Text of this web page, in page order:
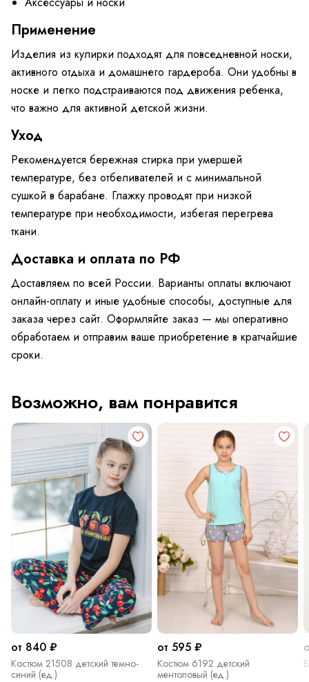
Применение
Изделия из кулирки подходят для повседневной носки,
активного отдыха и домашнего гардероба. Они удобны в
носке и легко подстраиваются под движения ребенка,
что важно для активной детской жизни.
Уход
Рекомендуется бережная стирка при умершей
температуре, без отбеливателей и с минимальной
сушкой в барабане. Глажку проводят при низкой
температуре при необходимости, избегая перегрева
ткани.
Доставка и оплата по РФ
Доставляем по всей России. Варианты оплаты включают
онлайн-оплату и иные удобные способы, доступные для
заказа через сайт. Оформляйте заказ — мы оперативно
обработаем и отправим ваше приобретение в кратчайшие
сроки.
Возможно, вам понравится
от 840 ₽
Костюм 21508 детский темно-
синий (ед.)
от 595 ₽
Костюм 6192 детский
ментоловый (ед.)